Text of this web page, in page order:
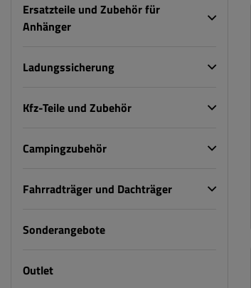
Ersatzteile und Zubehör für
Anhänger
Ladungssicherung
Kfz-Teile und Zubehör
Campingzubehör
Fahrradträger und Dachträger
Sonderangebote
Outlet